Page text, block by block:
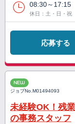
08:30～17:15
休日：土・日・祝
応募する
NEW
ジョブNo.M01494093
未経験OK！残
の事務スタッフ